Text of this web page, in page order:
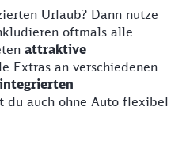
Urlaub? Dann nutze
oftmals alle
attraktive
Extras an verschiedenen
integrierten
du auch ohne Auto flexibel